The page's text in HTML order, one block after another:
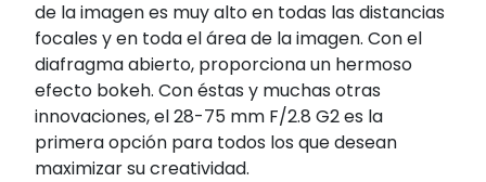
de la imagen es muy alto en todas las distancias
focales y en toda el área de la imagen. Con el
diafragma abierto, proporciona un hermoso
efecto bokeh. Con éstas y muchas otras
innovaciones, el 28-75 mm F/2.8 G2 es la
primera opción para todos los que desean
maximizar su creatividad.